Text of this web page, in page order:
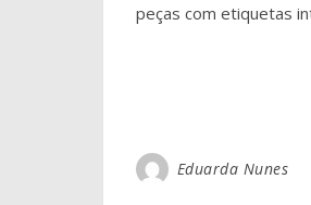
peças com etiquetas
Eduarda Nunes